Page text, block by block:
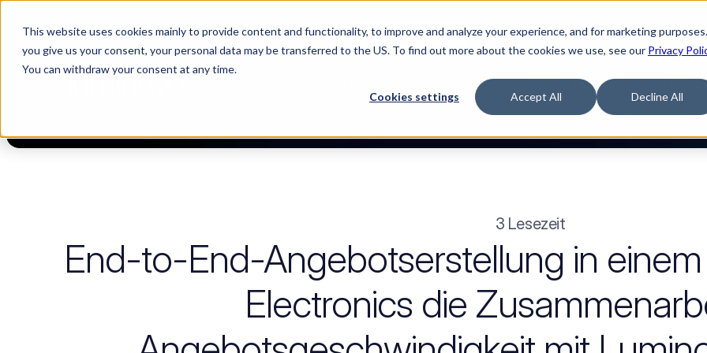
This website uses cookies mainly to provide content and functionality, to improve and analyze your experience, and for marketing
you give us your consent, your personal data may be transferred to the US. To find out more about the cookies we use, see our Privacy
You can withdraw your consent at any time.
Cookies settings Accept All Decline All
Choosing a supplier still feels like a dating show. We filmed it. Watch “The Buyerette”
LÖSUNGEN RESSOURCEN
3 Lesezeit
End-to-End-Angebotserstellung in
Electronics die